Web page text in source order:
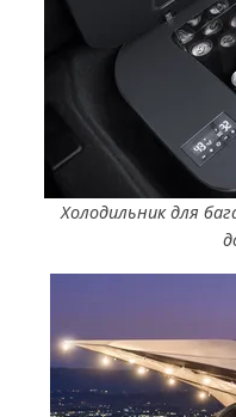
Холодильник для